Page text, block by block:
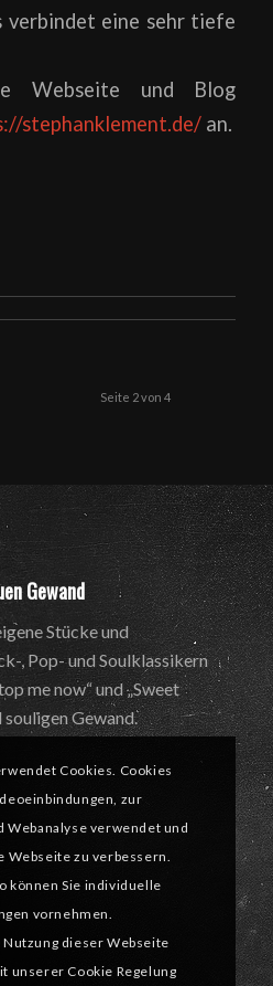
verbindet eine sehr tiefe
Webseite und Blog
stephanklement.de/an.
Seite 2 von 4
Gewand
Stücke und
, Pop- und Soulklassikern
me now“ und „Sweet
Gewand.
Cookies. Cookies
zur
verwendet und
Webseite zu verbessern.
können Sie individuelle
vornehmen.
dieser Webseite
unserer Cookie Regelung